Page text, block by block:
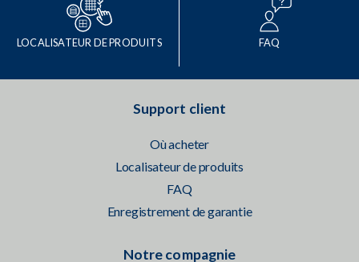
LOCALISATEUR DE PRODUITS FAQ
Support client
Où acheter
Localisateur de produits
FAQ
Enregistrement de garantie
Notre compagnie